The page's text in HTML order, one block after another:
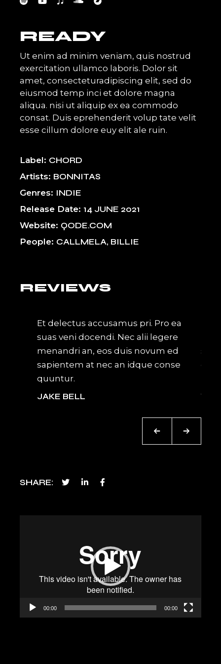
READY
Ut enim ad minim veniam, quis nostrud
exercitation ullamco laboris. Dolor sit
amet, consecteturadipiscing elit, sed do
eiusmod temp inci et dolore magna
aliqua. nisi ut aliquip ex ea commodo
consat. Duis eprehenderit volup tate velit
esse cillum dolore euy elit ale ruin.
Label CHORD
Artists BONNITAS
Genres INDIE
Release Date 14 JUNE 2021
Website QODE.COM
People CALLMELA, BILLIE
REVIEWS
Et delectus accusamus pri. Pro ea
suas veni docendi. Nec alii legere
menandri an, eos duis novum ed
sapientem at nec an idque conse
quuntur.
JAKE BELL
SHARE
00:00 00:00